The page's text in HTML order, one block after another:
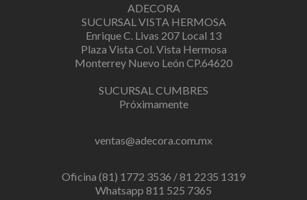
ADECORA
SUCURSAL VISTA HERMOSA
Enrique C. Livas 207 Local 13
Plaza Vista Col. Vista Hermosa
Monterrey Nuevo León CP.64620
SUCURSAL CUMBRES
Próximamente
ventas@adecora.com.mx
Oficina (81) 1772 3536 / 81 2235 1319
Whatsapp 811 525 7365